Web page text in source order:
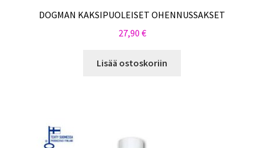
DOGMAN KAKSIPUOLEISET OHENNUSSAKSET
27,90 €
Lisää ostoskoriin